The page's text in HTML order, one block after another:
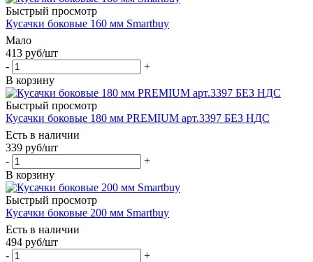
Быстрый просмотр
Кусачки боковые 160 мм Smartbuy
Мало
413 руб/шт
-
+
В корзину
Быстрый просмотр
Кусачки боковые 180 мм PREMIUM арт.3397 БЕЗ НДС
Есть в наличии
339 руб/шт
-
+
В корзину
Быстрый просмотр
Кусачки боковые 200 мм Smartbuy
Есть в наличии
494 руб/шт
-
+